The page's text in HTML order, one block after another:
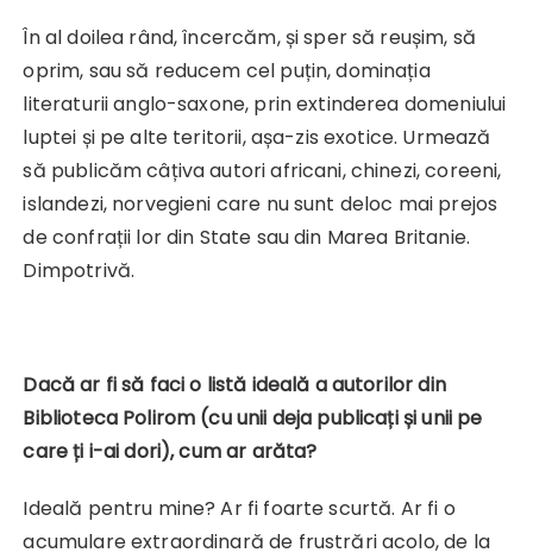
În al doilea rând, încercăm, și sper să reușim, să
oprim, sau să reducem cel puțin, dominația
literaturii anglo-saxone, prin extinderea domeniului
luptei și pe alte teritorii, așa-zis exotice. Urmează
să publicăm câțiva autori africani, chinezi, coreeni,
islandezi, norvegieni care nu sunt deloc mai prejos
de confrații lor din State sau din Marea Britanie.
Dimpotrivă.
Dacă ar fi să faci o listă ideală a autorilor din
Biblioteca Polirom (cu unii deja publicați și unii pe
care ți i-ai dori), cum ar arăta?
Ideală pentru mine? Ar fi foarte scurtă. Ar fi o
acumulare extraordinară de frustrări acolo, de la